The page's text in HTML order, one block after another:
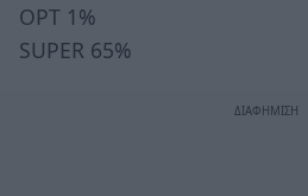
ΟΡΤ 1%
SUPER 65%